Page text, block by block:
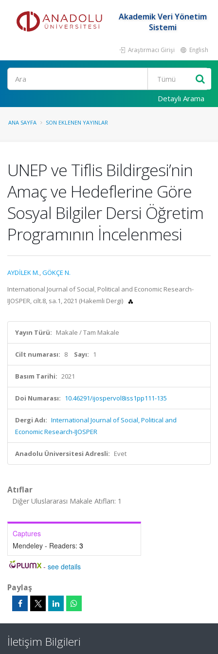
Akademik Veri Yönetim
Sistemi
Araştırmacı Girişi English
Ara
Detaylı Arama
ANA SAYFA SON EKLENEN YAYINLAR
UNEP ve Tiflis Bildirgesi’nin
Amaç ve Hedeflerine Göre
Sosyal Bilgiler Dersi Öğretim
Programının İncelenmesi
AYDİLEK M.,GÖKÇE N.
International Journal of Social, Political and Economic Research-
IJOSPER, cilt.8, sa.1, 2021 (Hakemli Dergi)
Yayın Türü: Makale / Tam Makale
Cilt numarası: 8 Sayı: 1
Basım Tarihi: 2021
Doi Numarası: 10.46291/ijospervol8iss1pp111-135
Dergi Adı: International Journal of Social, Political and
Economic Research-IJOSPER
Anadolu Üniversitesi Adresli: Evet
Atıflar
Diğer Uluslararası Makale Atıfları: 1
Captures
Mendeley - Readers: 3
- see details
Paylaş
İletişim Bilgileri